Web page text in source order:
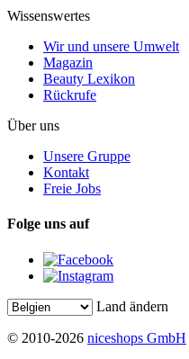
Wissenswertes
Wir und unsere Umwelt
Magazin
Beauty Lexikon
Rückrufe
Über uns
Unsere Gruppe
Kontakt
Freie Jobs
Folge uns auf
Land ändern
© 2010-2026 niceshops GmbH